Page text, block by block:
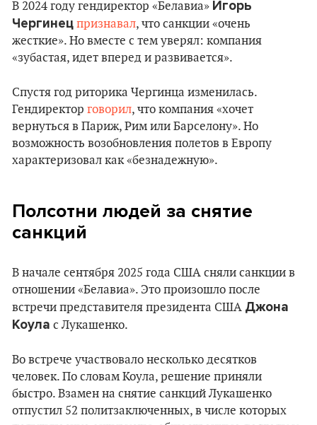
В 2024 году гендиректор «Белавиа» Игорь
Чергинец признавал, что санкции «очень
жесткие». Но вместе с тем уверял: компания
«зубастая, идет вперед и развивается».
Спустя год риторика Чергинца изменилась.
Гендиректор говорил, что компания «хочет
вернуться в Париж, Рим или Барселону». Но
возможность возобновления полетов в Европу
характеризовал как «безнадежную».
Полсотни людей за снятие
санкций
В начале сентября 2025 года США сняли санкции в
отношении «Белавиа». Это произошло после
встречи представителя президента США Джона
Коула с Лукашенко.
Во встрече участвовало несколько десятков
человек. По словам Коула, решение приняли
быстро. Взамен на снятие санкций Лукашенко
отпустил 52 политзаключенных, в числе которых